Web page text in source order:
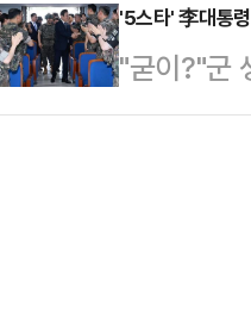
데일리안
보였다. 주
어난…
가
실제 인물
(AI)을 활
'5스타' 李대통
"굳이?"군
한다는 이